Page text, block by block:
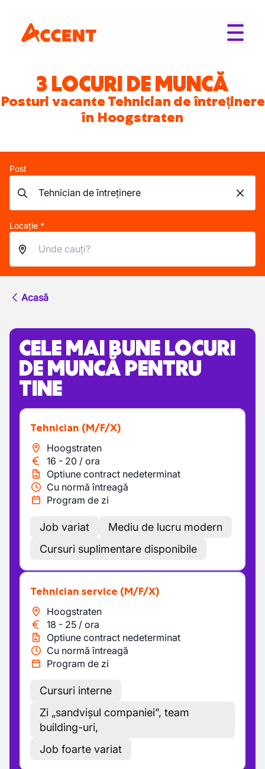
3 LOCURI DE MUNCĂ
Posturi vacante Tehnician de întreținere
în Hoogstraten
Post
Locație *
Acasă
CELE MAI BUNE LOCURI
DE MUNCĂ PENTRU
TINE
Tehnician (M/F/X)
Hoogstraten
16 - 20 / ora
Optiune contract nedeterminat
Cu normă întreagă
Program de zi
Job variat
Mediu de lucru modern
Cursuri suplimentare disponibile
Tehnician service (M/F/X)
Hoogstraten
18 - 25 / ora
Optiune contract nedeterminat
Cu normă întreagă
Program de zi
Cursuri interne
Zi „sandvișul companiei”, team
building-uri,
Job foarte variat